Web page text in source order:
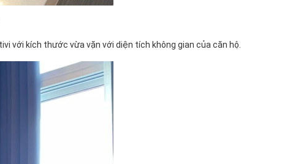
với kích thước vừa vặn với diện tích không gian của căn hộ.